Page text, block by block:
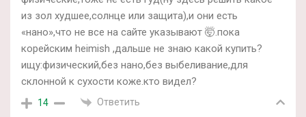
из зол худшее,солнце или защита),и они есть
«нано»,что не все на сайте указывают 🤯.пока
корейским heimish ,дальше не знаю какой купить?
ищу:физический,без нано,без выбеливание,для
склонной к сухости коже.кто видел?
14 Ответить